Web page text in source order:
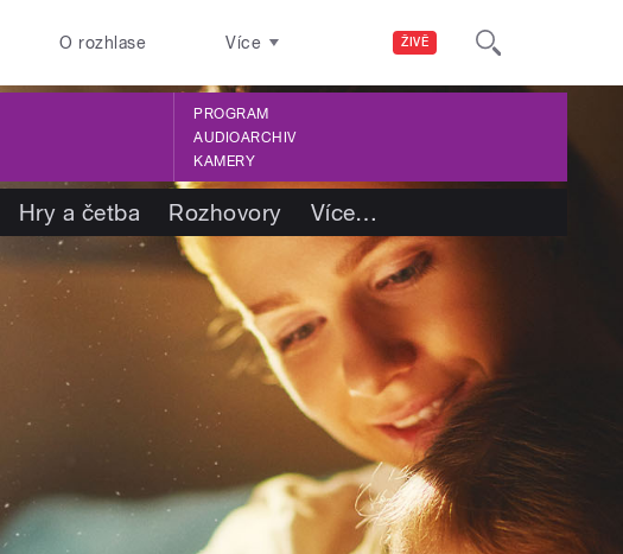
ŽIVĚ
O rozhlase Více
PROGRAM
AUDIOARCHIV
KAMERY
Hry a četba Rozhovory Více…